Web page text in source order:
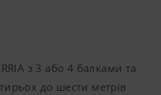
з 3 або 4 балками та
до шести метрів